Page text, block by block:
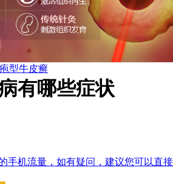
型牛皮癣
有哪些症状
手机流量，如有疑问，建议您可以直接